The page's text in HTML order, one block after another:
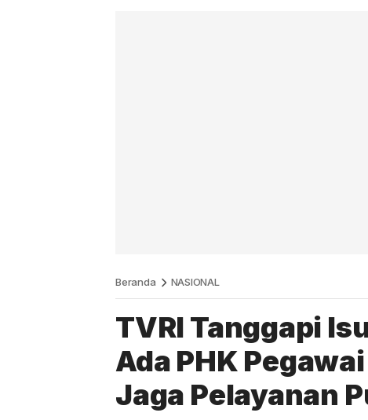
Beranda NASIONAL
TVRI Tanggapi
Ada PHK
Jaga Pelayanan